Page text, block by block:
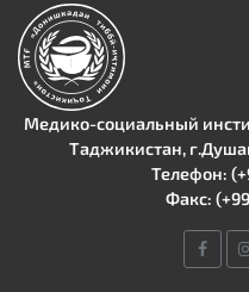
Медико-социальный
Таджикистан,
Телефон:
Факс: